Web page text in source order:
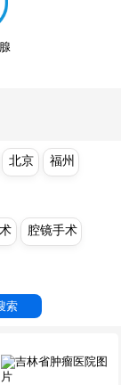
北京 福州
腔镜手术
索